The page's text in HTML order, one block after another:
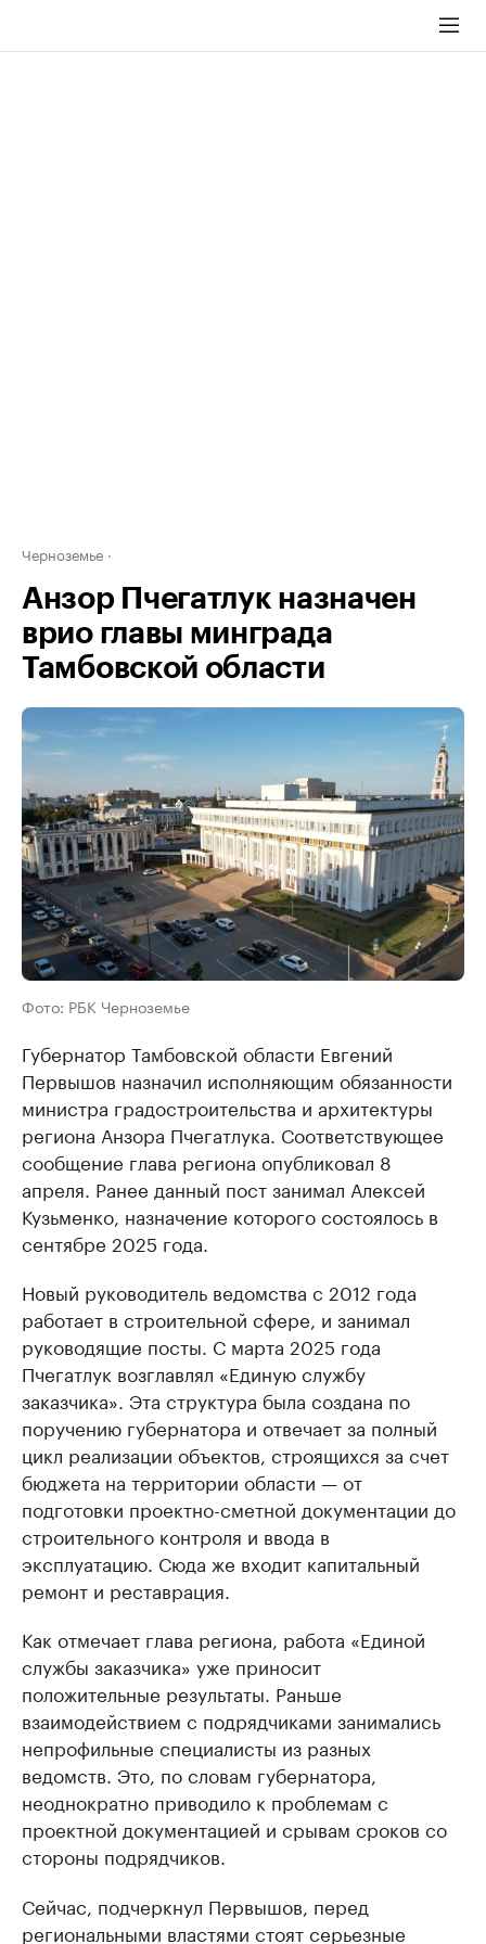
Черноземье
Анзор Пчегатлук назначен
врио главы минграда
Тамбовской области
Фото: РБК Черноземье
Губернатор Тамбовской области Евгений
Первышов назначил исполняющим обязанности
министра градостроительства и архитектуры
региона Анзора Пчегатлука. Соответствующее
сообщение глава региона опубликовал 8
апреля. Ранее данный пост занимал Алексей
Кузьменко, назначение которого состоялось в
сентябре 2025 года.
Новый руководитель ведомства с 2012 года
работает в строительной сфере, и занимал
руководящие посты. С марта 2025 года
Пчегатлук возглавлял «Единую службу
заказчика». Эта структура была создана по
поручению губернатора и отвечает за полный
цикл реализации объектов, строящихся за счет
бюджета на территории области — от
подготовки проектно-сметной документации до
строительного контроля и ввода в
эксплуатацию. Сюда же входит капитальный
ремонт и реставрация.
Как отмечает глава региона, работа «Единой
службы заказчика» уже приносит
положительные результаты. Раньше
взаимодействием с подрядчиками занимались
непрофильные специалисты из разных
ведомств. Это, по словам губернатора,
неоднократно приводило к проблемам с
проектной документацией и срывам сроков со
стороны подрядчиков.
Сейчас, подчеркнул Первышов, перед
региональными властями стоят серьезные